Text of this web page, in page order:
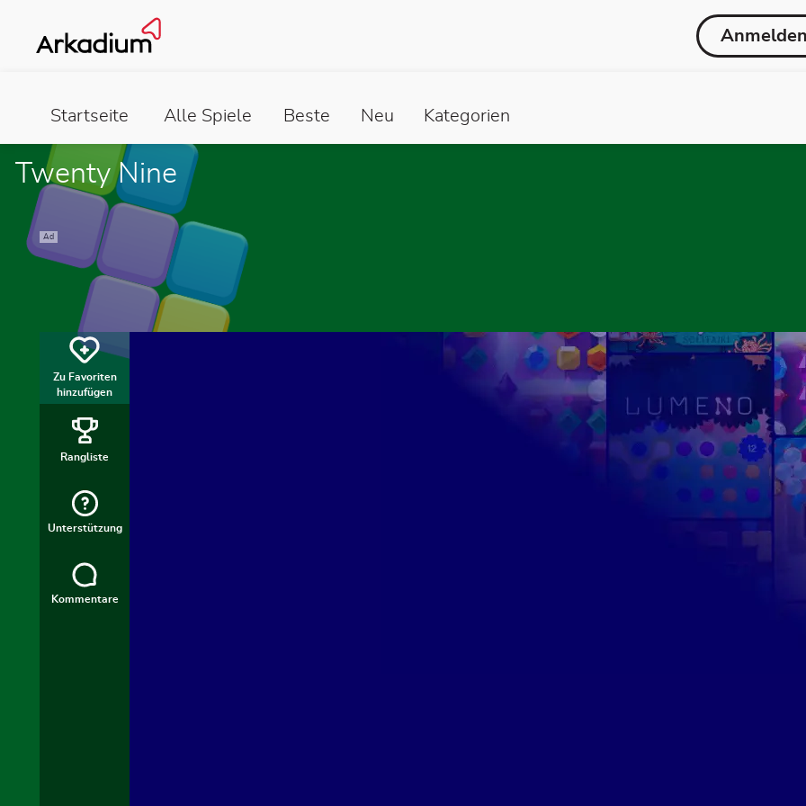
Startseite Alle Spiele Beste Neu Kategorien
Twenty Nine
Zu Favoriten
hinzufügen
Rangliste
Unterstützung
Kommentare
Ad